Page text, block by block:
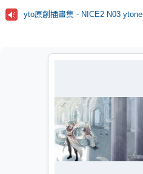
yto原創插畫集 - NICE2 N03 ytone